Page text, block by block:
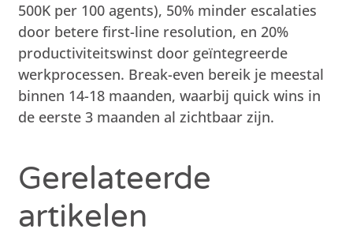
500K per 100 agents), 50% minder escalaties
door betere first-line resolution, en 20%
productiviteitswinst door geïntegreerde
werkprocessen. Break-even bereik je meestal
binnen 14-18 maanden, waarbij quick wins in
de eerste 3 maanden al zichtbaar zijn.
Gerelateerde
artikelen